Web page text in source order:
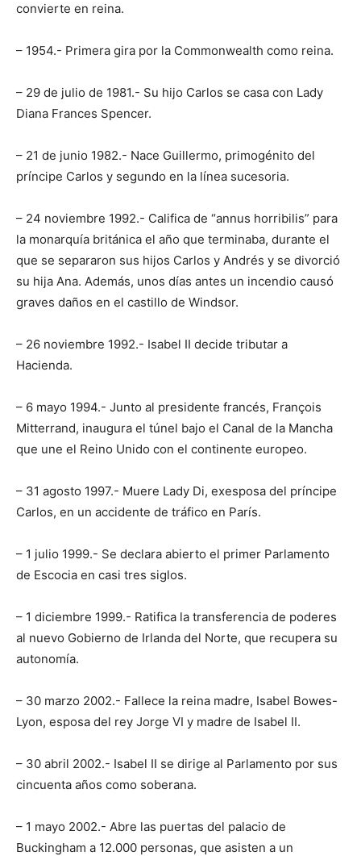
convierte en reina.
– 1954.- Primera gira por la Commonwealth como reina.
– 29 de julio de 1981.- Su hijo Carlos se casa con Lady
Diana Frances Spencer.
– 21 de junio 1982.- Nace Guillermo, primogénito del
príncipe Carlos y segundo en la línea sucesoria.
– 24 noviembre 1992.- Califica de “annus horribilis” para
la monarquía británica el año que terminaba, durante el
que se separaron sus hijos Carlos y Andrés y se divorció
su hija Ana. Además, unos días antes un incendio causó
graves daños en el castillo de Windsor.
– 26 noviembre 1992.- Isabel II decide tributar a
Hacienda.
– 6 mayo 1994.- Junto al presidente francés, François
Mitterrand, inaugura el túnel bajo el Canal de la Mancha
que une el Reino Unido con el continente europeo.
– 31 agosto 1997.- Muere Lady Di, exesposa del príncipe
Carlos, en un accidente de tráfico en París.
– 1 julio 1999.- Se declara abierto el primer Parlamento
de Escocia en casi tres siglos.
– 1 diciembre 1999.- Ratifica la transferencia de poderes
al nuevo Gobierno de Irlanda del Norte, que recupera su
autonomía.
– 30 marzo 2002.- Fallece la reina madre, Isabel Bowes-
Lyon, esposa del rey Jorge VI y madre de Isabel II.
– 30 abril 2002.- Isabel II se dirige al Parlamento por sus
cincuenta años como soberana.
– 1 mayo 2002.- Abre las puertas del palacio de
Buckingham a 12.000 personas, que asisten a un